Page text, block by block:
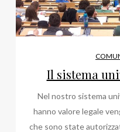
Il sistema
Nel nostro sistema
hanno valore legale
che sono state